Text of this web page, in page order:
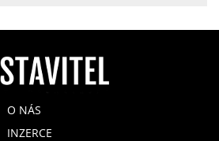
O NÁS
INZERCE